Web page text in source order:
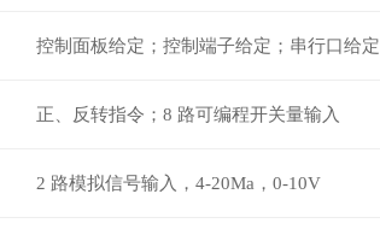
控制面板给定；控制端子给定；串行口给定
正、反转指令；8 路可编程开关量输入
2 路模拟信号输入，4-20Ma，0-10V